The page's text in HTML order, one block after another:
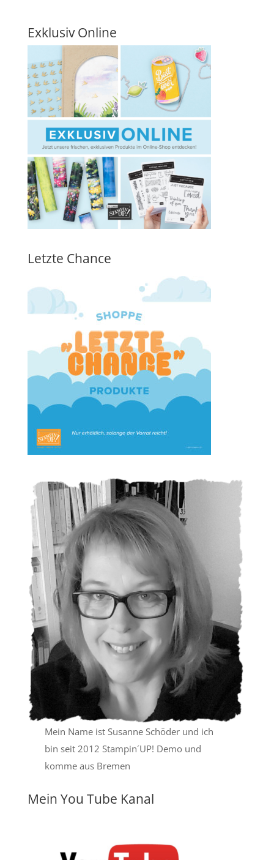
Exklusiv Online
Letzte Chance
Mein Name ist Susanne Schöder und ich
bin seit 2012 Stampin´UP! Demo und
komme aus Bremen
Mein You Tube Kanal